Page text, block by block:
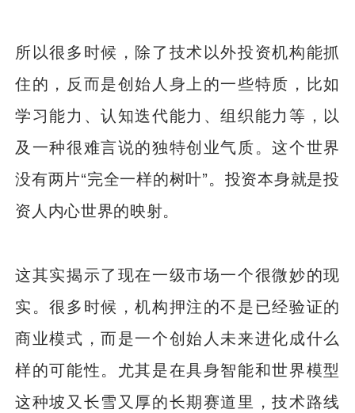
所以很多时候，除了技术以外投资机构能抓
住的，反而是创始人身上的一些特质，比如
学习能力、认知迭代能力、组织能力等，以
及一种很难言说的独特创业气质。这个世界
没有两片“完全一样的树叶”。投资本身就是投
资人内心世界的映射。
这其实揭示了现在一级市场一个很微妙的现
实。很多时候，机构押注的不是已经验证的
商业模式，而是一个创始人未来进化成什么
样的可能性。尤其是在具身智能和世界模型
这种坡又长雪又厚的长期赛道里，技术路线